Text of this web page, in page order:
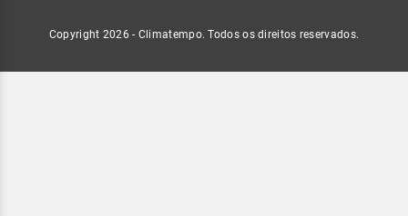
Copyright 2026 - Climatempo. Todos os direitos reservados.